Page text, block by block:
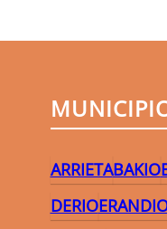
ARRIETABAKIO
DERIO